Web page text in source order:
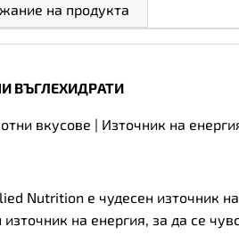
на продукта
ВЪГЛЕХИДРАТИ
вкусове | Източник на
Nutrition е чудесен източник
на енергия, за да се